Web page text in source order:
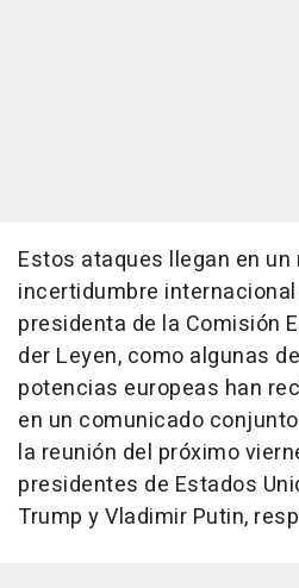
Estos ataques llegan en
incertidumbre
presidenta de la Comisión
der Leyen, como algunas
potencias europeas han
en un comunicado
la reunión del próximo
presidentes de Estados
Trump y Vladimir Putin,